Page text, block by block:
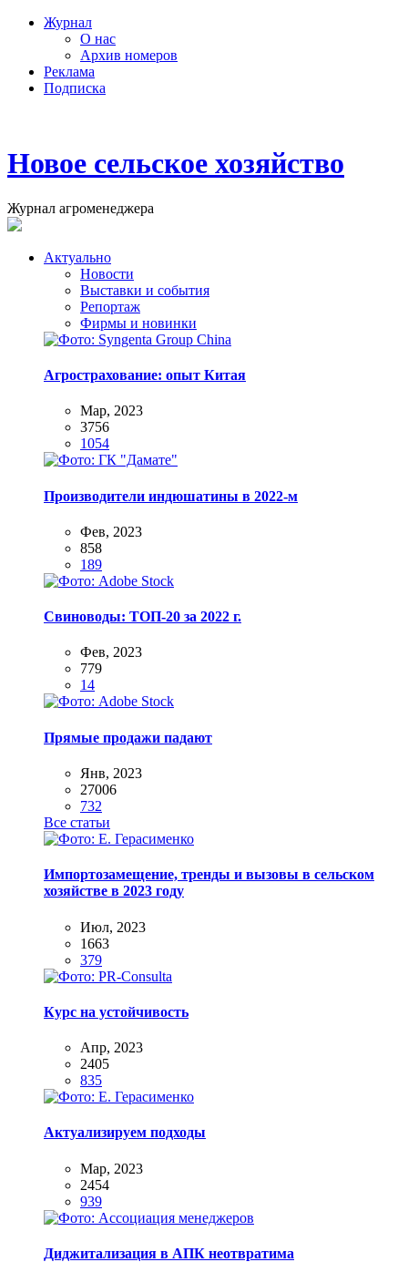
Журнал
О нас
Архив номеров
Реклама
Подписка
Новое сельское хозяйство
Журнал агроменеджера
Актуально
Новости
Выставки и события
Репортаж
Фирмы и новинки
Агрострахование: опыт Китая
Мар, 2023
3756
1054
Производители индюшатины в 2022-м
Фев, 2023
858
189
Свиноводы: ТОП-20 за 2022 г.
Фев, 2023
779
14
Прямые продажи падают
Янв, 2023
27006
732
Все статьи
Импортозамещение, тренды и вызовы в сельском
хозяйстве в 2023 году
Июл, 2023
1663
379
Курс на устойчивость
Апр, 2023
2405
835
Актуализируем подходы
Мар, 2023
2454
939
Диджитализация в АПК неотвратима